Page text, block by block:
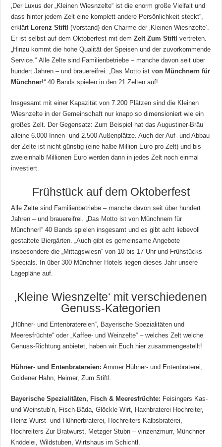
‚Der Luxus der „Kleinen Wiesnzelte“ ist die enorm große Vielfalt und
dass hinter jedem Zelt eine komplett andere Persönlichkeit steckt“,
erklärt Lorenz Stiftl(Vorstand) den Charme der ‚Kleinen Wiesnzelte‘.
Er ist selbst auf dem Oktoberfest mit demZelt Zum Stiftl vertreten.
„Hinzu kommt die hohe Qualität der Speisen und der zuvorkommende
Service.“ Alle Zelte sind Familienbetriebe – manche davon seit über
hundert Jahren – und brauereifrei. „Das Motto ist von Münchnern für
Münchner!“ 40 Bands spielen in den 21 Zelten auf!
Insgesamt mit einer Kapazität von 7.200 Plätzen sind die Kleinen
Wiesnzelte in der Gemeinschaft nur knapp so dimensioniert wie ein
großes Zelt. Der Gegensatz: Zum Beispiel hat das Augustiner-Bräu
alleine 6.000 Innen- und 2.500 Außenplätze. Auch der Auf- und Abbau
der Zelte ist nicht günstig (eine halbe Million Euro pro Zelt) und bis
zweieinhalb Millionen Euro werden dann in jedes Zelt noch einmal
investiert.
Frühstück auf dem Oktoberfest
Alle Zelte sind Familienbetriebe – manche davon seit über hundert
Jahren – und brauereifrei. „Das Motto ist von Münchnern für
Münchner!“ 40 Bands spielen insgesamt und es gibt acht liebevoll
gestaltete Biergärten. „Auch gibt es gemeinsame Angebote
insbesondere die „Mittagswiesn“ von 10 bis 17 Uhr und Frühstücks-
Specials. In über 300 Münchner Hotels liegen dieses Jahr unsere
Lagepläne auf.
‚Kleine Wiesnzelte‘ mit verschiedenen
Genuss-Kategorien
„Hühner- und Entenbratereien“, Bayerische Spezialitäten und
Meeresfrüchte“ oder „Kaffee- und Weinzelte“ – welches Zelt welche
Genuss-Richtung anbietet, haben wir Euch hier zusammengestellt!
Hühner- und Entenbratereien: Ammer Hühner- und Entenbraterei,
Goldener Hahn, Heimer, Zum Stiftl.
Bayerische Spezialitäten, Fisch & Meeresfrüchte: Feisingers Kas-
und Weinstub’n, Fisch-Bäda, Glöckle Wirt, Haxnbraterei Hochreiter,
Heinz Wurst- und Hühnerbraterei, Hochreiters Kalbsbraterei,
Hochreiters Zur Bratwurst, Metzger Stubn – vinzenzmurr, Münchner
Knödelei, Wildstuben, Wirtshaus im Schichtl.